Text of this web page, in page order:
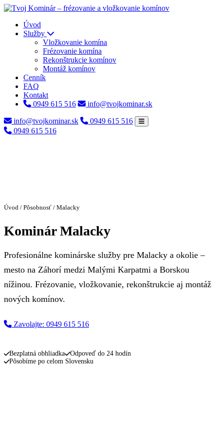
Úvod
Služby
Vložkovanie komína
Frézovanie komína
Rekonštrukcie komínov
Montáž komínov
Cenník
FAQ
Kontakt
0949 615 516
info@tvojkominar.sk
info@tvojkominar.sk
0949 615 516
0949 615 516
Úvod / Pôsobnosť / Malacky
Kominár Malacky
Profesionálne kominárske služby pre Malacky a okolie –
mesto na Záhorí medzi Malými Karpatmi a Borskou
nížinou. Frézovanie, vložkovanie, rekonštrukcie aj montáž
nových komínov.
Zavolajte: 0949 615 516
Bezplatná obhliadka
Odpoveď do 24 hodín
Pôsobíme po celom Slovensku